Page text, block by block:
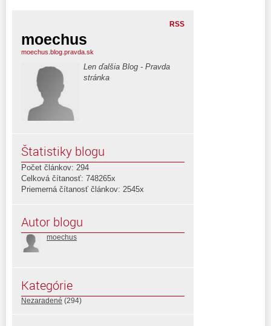
RSS
moechus
moechus.blog.pravda.sk
Len ďalšia Blog - Pravda
stránka
Štatistiky blogu
Počet článkov: 294
Celková čítanosť: 748265x
Priemerná čítanosť článkov: 2545x
Autor blogu
moechus
Kategórie
Nezaradené (294)